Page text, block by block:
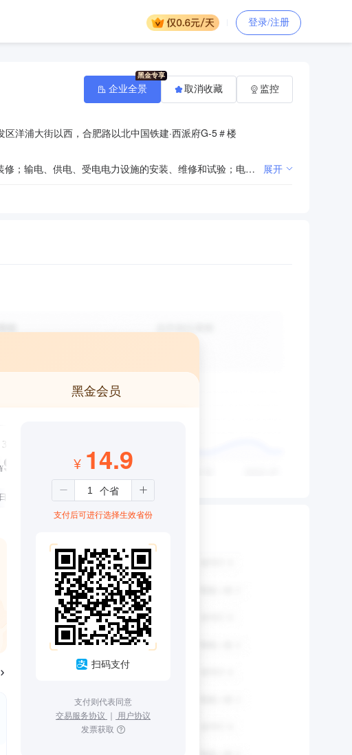
登录/注册
区洋浦大街以西，合肥路以北中国铁建·西派府G-5＃楼
许可项目：建设工程施工；施工专业作业；建筑物拆除作业（爆破作业除外）；住宅室内装饰装修；输电、供电、受电电力设施的安装、维修和试验；电气安装服务。（依法须经批准的项目，经相关部门批准后方可开展经营活动，具体经营项目以相关部门批准文件或许可证件为准）一般项目：金属结构制造；砼结构构件制造；体育场地设施工程施工；金属门窗工程施工；园林绿化工程施工；工程管理服务；普通机械设备安装服务；劳务服务（不含劳务派遣）；招投标代理服务；信息咨询服务（不含许可类信息咨询服务）；土壤环境污染防治服务；水土流失防治服务；工程技术服务（规划管理、勘察、设计、监理除外）；技术服务、技术开发、技术咨询、技术交流、技术转让、技术推广；机械设备研发；专业保洁、清洗、消毒服务；机械设备租赁；机械设备销售；电子产品销售；土石方工程施工；城市绿化管理；广告制作；广告设计、代理；水资源专用机械设备制造；污水处理及其再生利用；环境保护专用设备制造；环境保护专用设备销售。（除依法须经批准的项目外，凭营业执照依法自主开展经营活动） 展开
企业全景 取消收藏 监控
黑金会员
3个月
¥99
仅1.08元
¥ 14.9
支付后可进行选择生效省份
扫码支付
支付则代表同意
交易服务协议 ｜ 用户协议
发票获取